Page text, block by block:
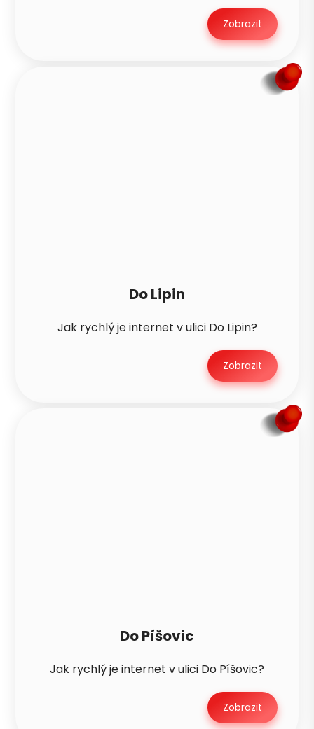
Zobrazit
Do Lipin
Jak rychlý je internet v ulici Do Lipin?
Zobrazit
Do Píšovic
Jak rychlý je internet v ulici Do Píšovic?
Zobrazit